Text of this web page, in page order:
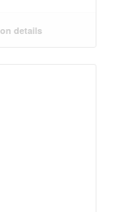
details